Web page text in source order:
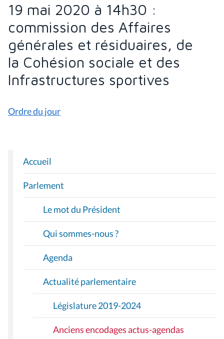
19 mai 2020 à 14h30 :
commission des Affaires
générales et résiduaires, de
la Cohésion sociale et des
Infrastructures sportives
Ordre du jour
N
A
V
G
T
O
Accueil
Parlement
Le mot du Président
Qui sommes-nous ?
Agenda
Actualité parlementaire
Législature 2019-2024
Anciens encodages actus-agendas